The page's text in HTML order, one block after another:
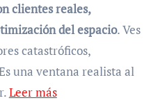
clientes reales,
del espacio. Ves
catastróficos,
una ventana realista al
Leer más